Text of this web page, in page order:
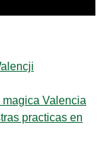
Valencia
practicas en